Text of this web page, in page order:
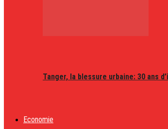
Tanger, la blessure urbaine: 30 ans
Economie